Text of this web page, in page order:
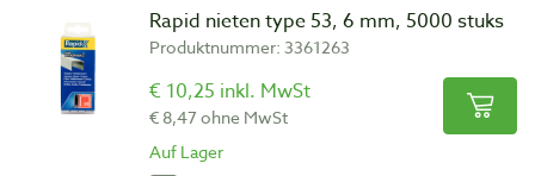
Rapid nieten type 53, 6 mm, 5000 stuks
Produktnummer: 3361263
€ 10,25 inkl. MwSt
€ 8,47 ohne MwSt
Auf Lager